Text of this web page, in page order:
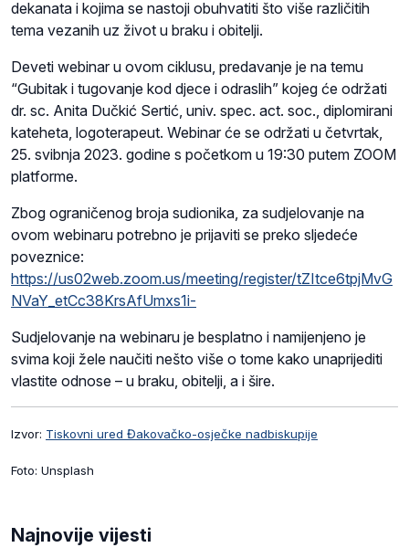
dekanata i kojima se nastoji obuhvatiti što više različitih
tema vezanih uz život u braku i obitelji.
Deveti webinar u ovom ciklusu, predavanje je na temu
“Gubitak i tugovanje kod djece i odraslih” kojeg će održati
dr. sc. Anita Dučkić Sertić, univ. spec. act. soc., diplomirani
kateheta, logoterapeut. Webinar će se održati u četvrtak,
25. svibnja 2023. godine s početkom u 19:30 putem ZOOM
platforme.
Zbog ograničenog broja sudionika, za sudjelovanje na
ovom webinaru potrebno je prijaviti se preko sljedeće
poveznice:
https://us02web.zoom.us/meeting/register/tZItce6tpjMvG
NVaY_etCc38KrsAfUmxs1i-
Sudjelovanje na webinaru je besplatno i namijenjeno je
svima koji žele naučiti nešto više o tome kako unaprijediti
vlastite odnose – u braku, obitelji, a i šire.
Izvor: Tiskovni ured Đakovačko-osječke nadbiskupije
Foto: Unsplash
Najnovije vijesti